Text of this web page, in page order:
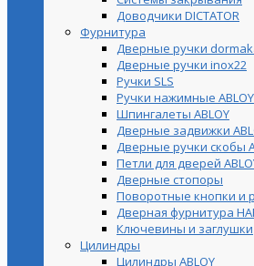
Доводчики DICTATOR
Фурнитура
Дверные ручки
Дверные ручки inox22
Ручки SLS
Ручки нажимные ABLOY
Шпингалеты ABLOY
Дверные задвижки
Дверные ручки скобы
Петли для дверей
Дверные стопоры
Поворотные кнопки и
Дверная фурнитура
Ключевины и заглушки
Цилиндры
Цилиндры ABLOY